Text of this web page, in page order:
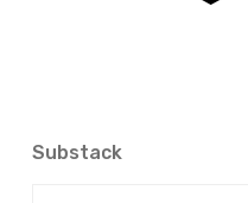
Substack